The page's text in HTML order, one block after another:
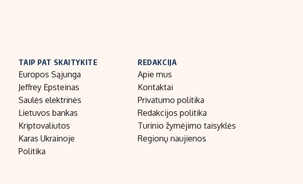
TAIP PAT SKAITYKITE
Europos Sąjunga
Jeffrey Epsteinas
Saulės elektrinės
Lietuvos bankas
Kriptovaliutos
Karas Ukrainoje
Politika
REDAKCIJA
Apie mus
Kontaktai
Privatumo politika
Redakcijos politika
Turinio žymėjimo taisyklės
Regionų naujienos